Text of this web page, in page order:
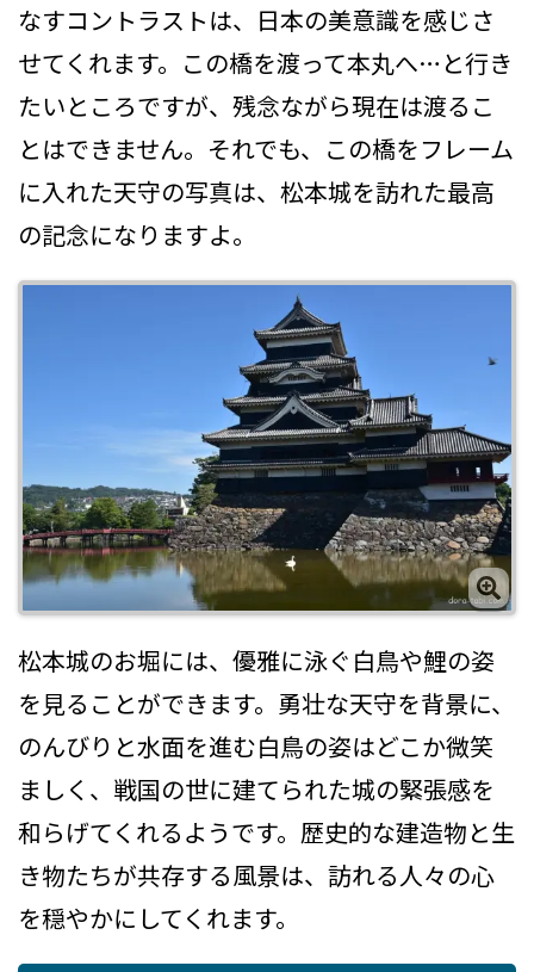
なすコントラストは、日本の美意識を感じさ
せてくれます。この橋を渡って本丸へ…と行き
たいところですが、残念ながら現在は渡るこ
とはできません。それでも、この橋をフレーム
に入れた天守の写真は、松本城を訪れた最高
の記念になりますよ。
松本城のお堀には、優雅に泳ぐ白鳥や鯉の姿
を見ることができます。勇壮な天守を背景に、
のんびりと水面を進む白鳥の姿はどこか微笑
ましく、戦国の世に建てられた城の緊張感を
和らげてくれるようです。歴史的な建造物と生
き物たちが共存する風景は、訪れる人々の心
を穏やかにしてくれます。